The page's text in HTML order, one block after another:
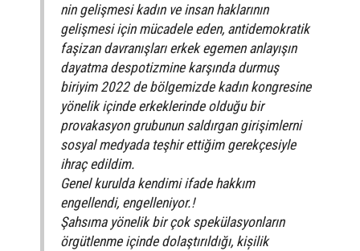
nin gelişmesi kadın ve insan haklarının
gelişmesi için mücadele eden, antidemokratik
faşizan davranışları erkek egemen anlayışın
dayatma despotizmine karşında durmuş
biriyim 2022 de bölgemizde kadın kongresine
yönelik içinde erkeklerinde olduğu bir
provakasyon grubunun saldırgan girişimlerni
sosyal medyada teşhir ettiğim gerekçesiyle
ihraç edildim.
Genel kurulda kendimi ifade hakkım
engellendi, engelleniyor.!
Şahsıma yönelik bir çok spekülasyonların
örgütlenme içinde dolaştırıldığı, kișilik